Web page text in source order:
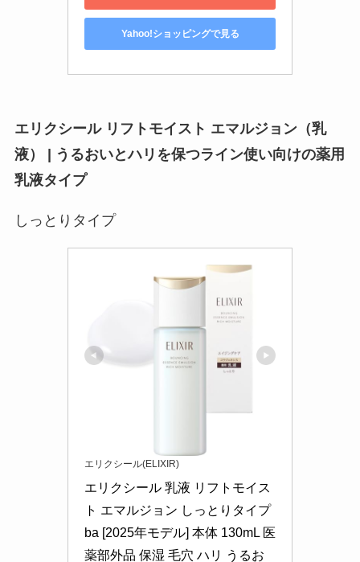
Yahoo!ショッピングで見る
エリクシール リフトモイスト エマルジョン（乳
液） | うるおいとハリを保つライン使い向けの薬用
乳液タイプ
しっとりタイプ
エリクシール(ELIXIR)
エリクシール 乳液 リフトモイス
ト エマルジョン しっとりタイプ
ba [2025年モデル] 本体 130mL 医
薬部外品 保湿 毛穴 ハリ うるお